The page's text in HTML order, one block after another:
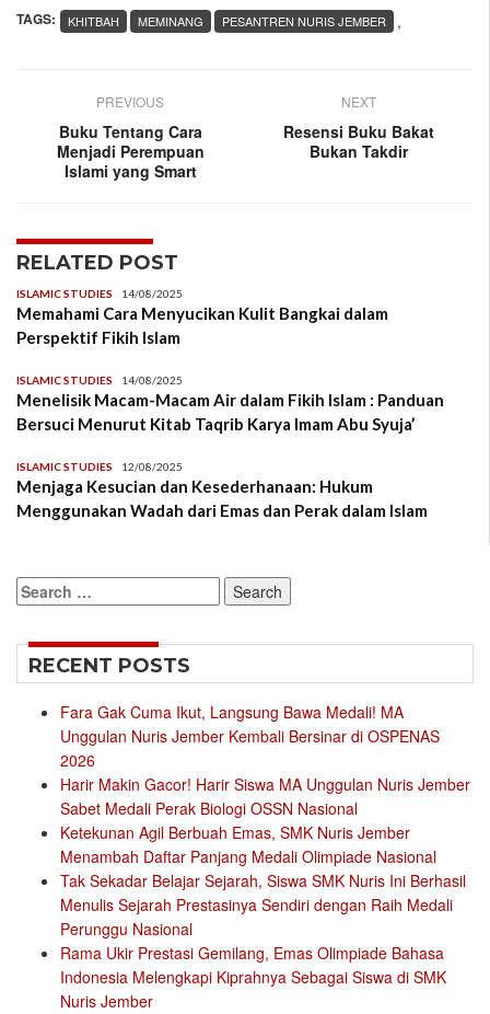
TAGS: ,
KHITBAH MEMINANG PESANTREN NURIS JEMBER
PREVIOUS
Buku Tentang Cara
Menjadi Perempuan
Islami yang Smart
NEXT
Resensi Buku Bakat
Bukan Takdir
RELATED POST
ISLAMIC STUDIES 14/08/2025
Memahami Cara Menyucikan Kulit Bangkai dalam
Perspektif Fikih Islam
ISLAMIC STUDIES 14/08/2025
Menelisik Macam-Macam Air dalam Fikih Islam : Panduan
Bersuci Menurut Kitab Taqrib Karya Imam Abu Syuja’
ISLAMIC STUDIES 12/08/2025
Menjaga Kesucian dan Kesederhanaan: Hukum
Menggunakan Wadah dari Emas dan Perak dalam Islam
Search
for:
RECENT POSTS
Fara Gak Cuma Ikut, Langsung Bawa Medali! MA
Unggulan Nuris Jember Kembali Bersinar di OSPENAS
2026
Harir Makin Gacor! Harir Siswa MA Unggulan Nuris Jember
Sabet Medali Perak Biologi OSSN Nasional
Ketekunan Agil Berbuah Emas, SMK Nuris Jember
Menambah Daftar Panjang Medali Olimpiade Nasional
Tak Sekadar Belajar Sejarah, Siswa SMK Nuris Ini Berhasil
Menulis Sejarah Prestasinya Sendiri dengan Raih Medali
Perunggu Nasional
Rama Ukir Prestasi Gemilang, Emas Olimpiade Bahasa
Indonesia Melengkapi Kiprahnya Sebagai Siswa di SMK
Nuris Jember